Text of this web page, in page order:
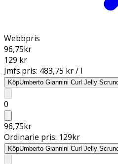
Webbpris
96,75kr
129 kr
Jmfs.pris: 483,75 kr / l
KöpUmberto Giannini Curl Jelly
0
96,75kr
Ordinarie pris: 129kr
KöpUmberto Giannini Curl Jelly